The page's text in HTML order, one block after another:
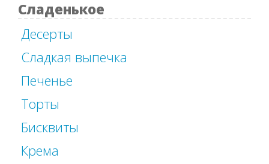
Сладенькое
Десерты
Сладкая выпечка
Печенье
Торты
Бисквиты
Крема